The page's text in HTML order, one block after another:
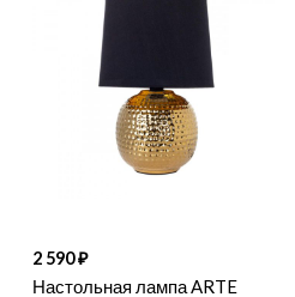
2 590
Настольная лампа ARTE